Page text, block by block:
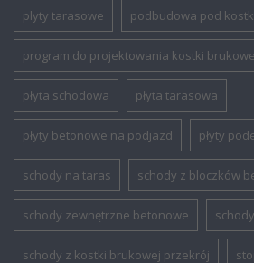
plyty tarasowe podbudowa pod
program do projektowania kostki
płyta schodowa płyta tarasowa
płyty betonowe na podjazd płyty
schody na taras schody z bloczków
schody zewnętrzne betonowe
schody z kostki brukowej przekrój